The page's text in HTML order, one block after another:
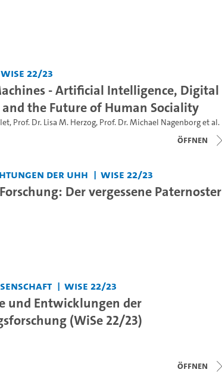
WiSe 22/23
- Artificial Intelligence, Digital
and the Future of Human Sociality
, Prof. Dr. Lisa M. Herzog, Prof. Dr. Michael Nagenborget al.
Öffnen
der UHH WiSe 22/23
Der vergessene Paternoster
WiSe 22/23
und Entwicklungen der
(WiSe 22/23)
Öffnen